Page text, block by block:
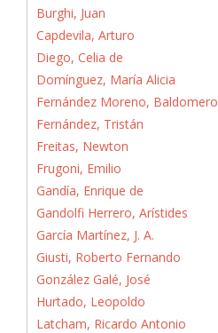
Burghi, Juan
Capdevila, Arturo
Diego, Celia de
Domínguez, María Alicia
Fernández Moreno, Baldomero
Fernández, Tristán
Freitas, Newton
Frugoni, Emilio
Gandía, Enrique de
Gandolfi Herrero, Arístides
García Martínez, J. A.
Giusti, Roberto Fernando
González Galé, José
Hurtado, Leopoldo
Latcham, Ricardo Antonio